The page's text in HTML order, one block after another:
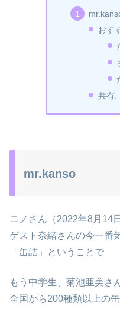
おす
共有:
mr.kanso
ニノさん（2022年8月14
ゲスト奈緒さんの今一番
「缶詰」ということで
もう中学生、菊池亜美さ
全国から200種類以上の